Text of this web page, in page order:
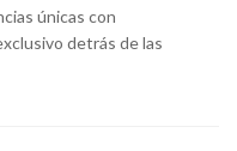
únicas con
detrás de las